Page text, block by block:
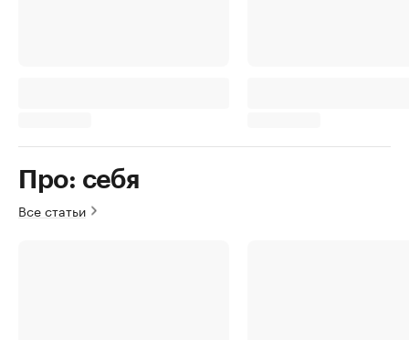
Про: себя
Все статьи